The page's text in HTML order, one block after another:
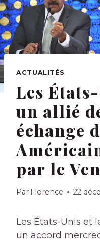
ACTUALITÉS
Les
un allié
échange
par le
Par Florence 22
Les États-Unis et
un accord